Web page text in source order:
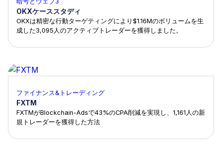
OKXケーススタディ
OKXは精密な行動ターゲティングにより$1.16Mのボリュームを生
成した3,095人のアクティブトレーダーを獲得しました。
ファイナンス&トレーディング
FXTM
FXTMがBlockchain-Adsで43%のCPA削減を実現し、1,161人の新
規トレーダーを獲得した方法